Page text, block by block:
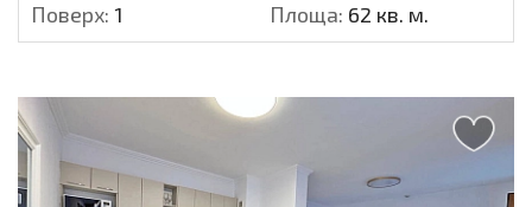
Поверх: 1 Площа: 62 кв. м.